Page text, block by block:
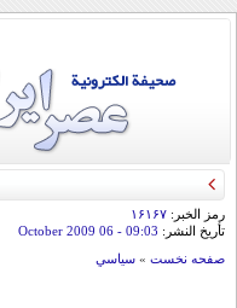
رمز الخبر: ۱۶۱۶۷
تأريخ النشر: 09:03
- 06 October 2009
صفحه نخست » سياسي